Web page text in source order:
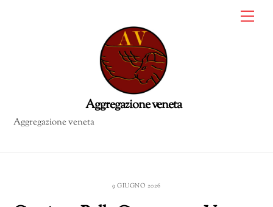
Aggregazione veneta
9 GIUGNO 2026